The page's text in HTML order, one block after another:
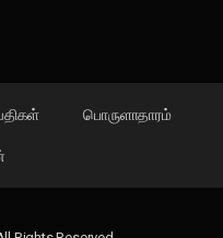
பொருளாதாரம்